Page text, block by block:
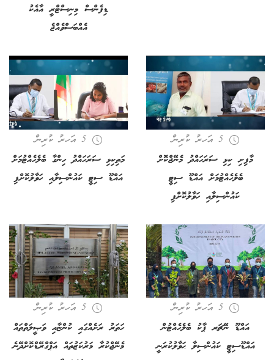
ޑިފެންސް މިނިސްޓްރީ އާއެކު
އެއްބަސްވެއްޖެ
5 އަހރު ކުރިން
މާފިށި ކިޅި ސަރަހައްދު މެނޭޖްކޮށް
ބެލެހެއްޓުމަށް އައްޑޫ ސިޓީ
ކައުންސިލާއި ހަވާލުކޮށްފި
5 އަހރު ކުރިން
މަތިކިޅި ސަރަހައްދު ހިންގާ ބެލެހެއްޓުމަށް
އައްޑޫ ސިޓީ ކައުންސިލާއި ހަވާލުކޮށްފި
5 އަހރު ކުރިން
އައްޑޫ ނޭޗަރ ޕާކު ބެލެހެއްޓުން
އައްޑޫސިޓީ ކައުންސިލާ ޙަވާލުކުރަނީ
5 އަހރު ކުރިން
ހަތަރު ރަށެއްގައި ކުންޏާއި ވަޞީލަތްތައް
މެނޭޖްކުރާ މަރުކަޒުތައް އަޕްގްރޭޑްކޮށްދޭނެ